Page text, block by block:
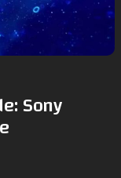
Sony